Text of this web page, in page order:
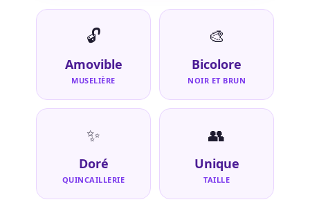
🔓
Amovible
MUSELIÈRE
🎨
Bicolore
NOIR ET BRUN
✨
Doré
QUINCAILLERIE
👥
Unique
TAILLE